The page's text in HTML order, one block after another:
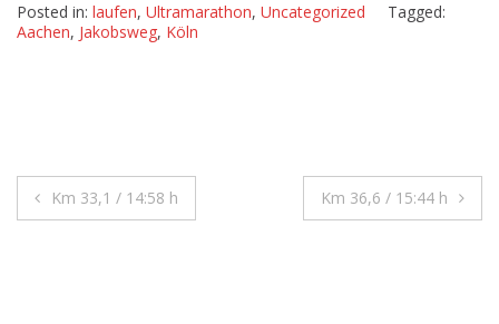
Posted in: laufen, Ultramarathon, Uncategorized
Tagged:
Aachen, Jakobsweg, Köln
Beitragsnavigation
Km 33,1 / 14:58 h Km 36,6 / 15:44 h